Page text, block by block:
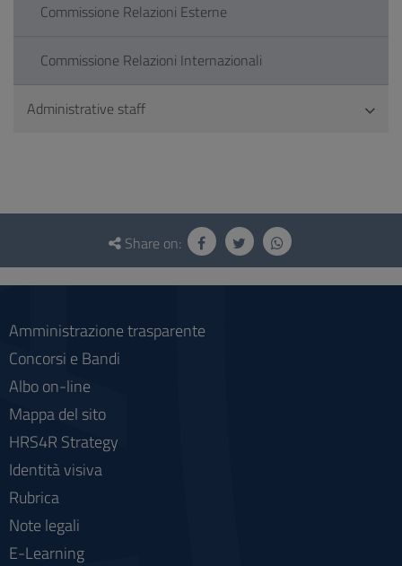
Commissione Relazioni Esterne
Commissione Relazioni Internazionali
Administrative staff
Questionnaire
social
Share on:
Amministrazione trasparente
Concorsi e Bandi
Albo on-line
Mappa del sito
HRS4R Strategy
Identità visiva
Rubrica
Note legali
E-Learning